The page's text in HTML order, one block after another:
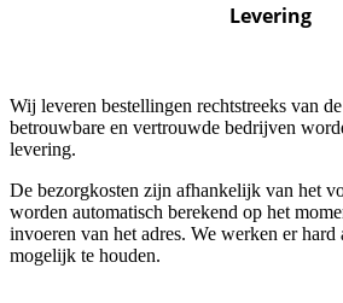
Levering
Wij leveren bestellingen rechtstreeks van
betrouwbare en vertrouwde bedrijven
levering.
De bezorgkosten zijn afhankelijk van het
worden automatisch berekend op het
invoeren van het adres. We werken er hard
mogelijk te houden.